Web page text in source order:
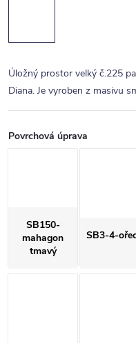
Úložný prostor velký č.225
Diana. Je vyroben z masivu
Povrchová úprava
SB150-
mahagon
tmavý
SB3-4-